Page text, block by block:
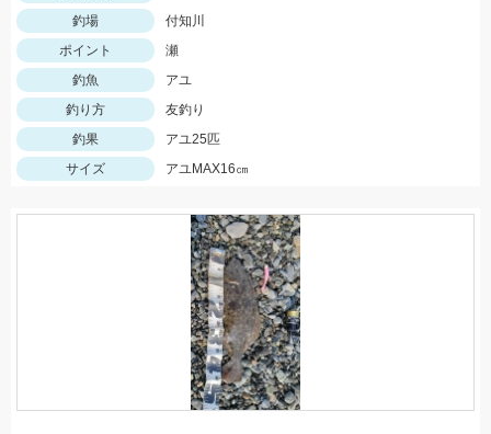
釣場
付知川
ポイント
瀬
釣魚
アユ
釣り方
友釣り
釣果
アユ25匹
サイズ
アユMAX16㎝